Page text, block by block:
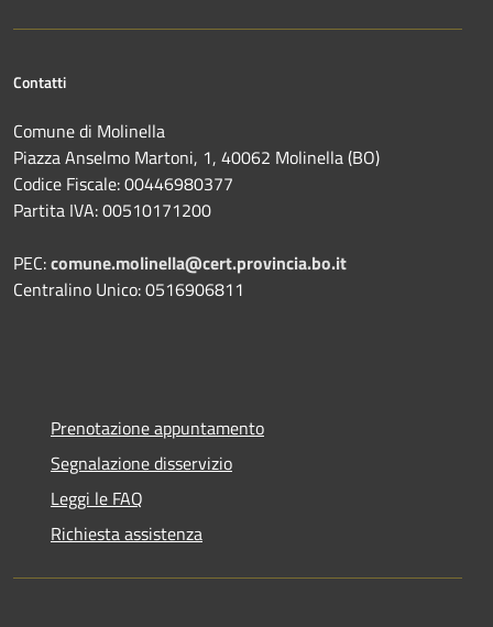
Contatti
Comune di Molinella
Piazza Anselmo Martoni, 1, 40062 Molinella (BO)
Codice Fiscale: 00446980377
Partita IVA: 00510171200
PEC:comune.molinella@cert.provincia.bo.it
Centralino Unico: 0516906811
Prenotazione appuntamento
Segnalazione disservizio
Leggi le FAQ
Richiesta assistenza